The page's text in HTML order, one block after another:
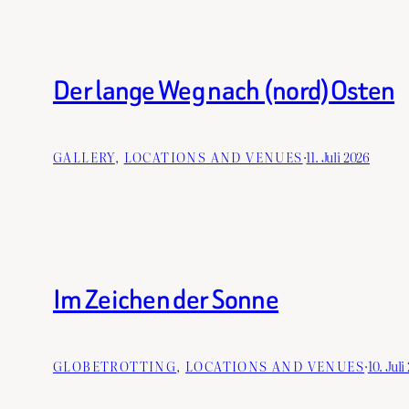
Der lange Weg nach (nord)Osten
GALLERY, LOCATIONS AND VENUES·11. Juli 2026
Im Zeichen der Sonne
GLOBETROTTING, LOCATIONS AND VENUES·10. Juli